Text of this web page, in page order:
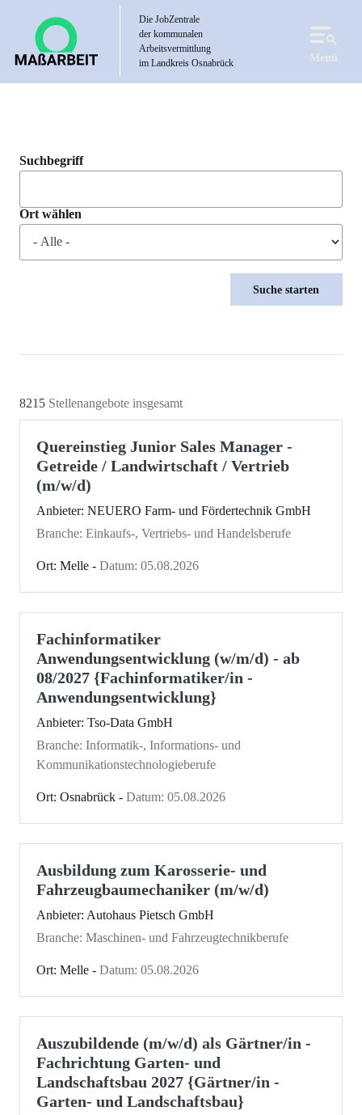
Die JobZentrale
der kommunalen
Arbeitsvermittlung
im Landkreis Osnabrück
Menü
Suchbegriff
Ort wählen
8215 Stellenangebote insgesamt
Quereinstieg Junior Sales Manager -
Getreide / Landwirtschaft / Vertrieb
(m/w/d)
Anbieter: NEUERO Farm- und Fördertechnik GmbH
Branche: Einkaufs-, Vertriebs- und Handelsberufe
Ort: Melle - Datum: 05.08.2026
Fachinformatiker
Anwendungsentwicklung (w/m/d) - ab
08/2027 {Fachinformatiker/in -
Anwendungsentwicklung}
Anbieter: Tso-Data GmbH
Branche: Informatik-, Informations- und
Kommunikationstechnologieberufe
Ort: Osnabrück - Datum: 05.08.2026
Ausbildung zum Karosserie- und
Fahrzeugbaumechaniker (m/w/d)
Anbieter: Autohaus Pietsch GmbH
Branche: Maschinen- und Fahrzeugtechnikberufe
Ort: Melle - Datum: 05.08.2026
Auszubildende (m/w/d) als Gärtner/in -
Fachrichtung Garten- und
Landschaftsbau 2027 {Gärtner/in -
Garten- und Landschaftsbau}